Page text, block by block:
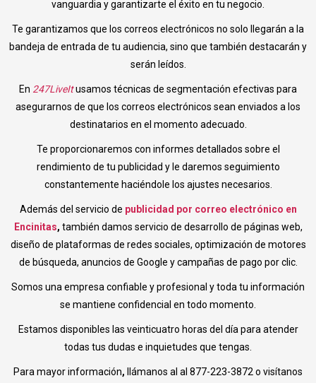
vanguardia y garantizarte el éxito en tu negocio.
Te garantizamos que los correos electrónicos no solo llegarán a la
bandeja de entrada de tu audiencia, sino que también destacarán y
serán leídos.
En 247LiveItusamos técnicas de segmentación efectivas para
asegurarnos de que los correos electrónicos sean enviados a los
destinatarios en el momento adecuado.
Te proporcionaremos con informes detallados sobre el
rendimiento de tu publicidad y le daremos seguimiento
constantemente haciéndole los ajustes necesarios.
Además del servicio de publicidad por correo electrónico en
Encinitas, también damos servicio de desarrollo de páginas web,
diseño de plataformas de redes sociales, optimización de motores
de búsqueda, anuncios de Google y campañas de pago por clic.
Somos una empresa confiable y profesional y toda tu información
se mantiene confidencial en todo momento.
Estamos disponibles las veinticuatro horas del día para atender
todas tus dudas e inquietudes que tengas.
Para mayor información,
llámanos al al 877-223-3872 o visítanos